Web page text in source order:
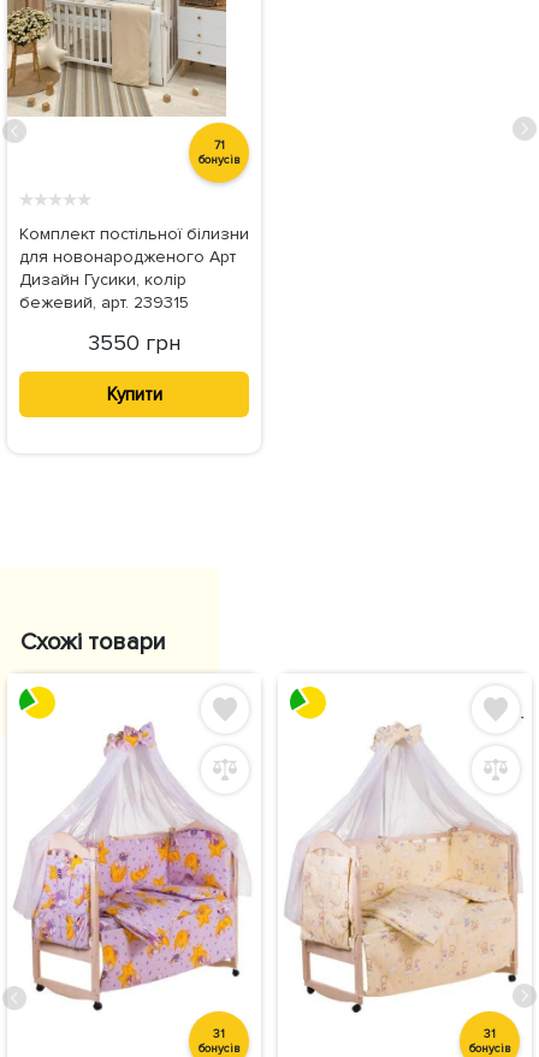
71
бонусів
★★★★★
Комплект постільної білизни
для новонародженого Арт
Дизайн Гусики, колір
бежевий, арт. 239315
3550 грн
Купити
Схожі товари
31
бонусів
31
бонусів